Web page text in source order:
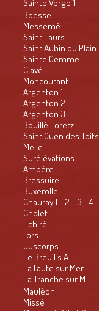
Boesse
Messemé
Saint Laurs
Saint Aubin du Plain
Sainte Gemme
Clavé
Moncoutant
Argenton 1
Argenton 2
Argenton 3
Bouillé Loretz
Saint Ouen des Toits
Melle
Surélévations
Ambère
Bressuire
Buxerolle
Chauray 1 - 2 - 3 - 4
Cholet
Echiré
Fors
Juscorps
Le Breuil s A
La Faute sur Mer
La Tranche sur M
Mauléon
Missé